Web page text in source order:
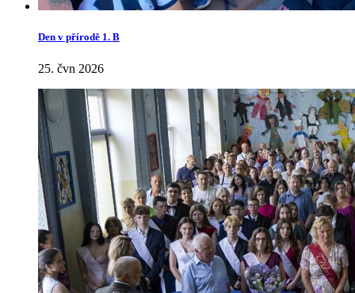
Den v přírodě 1. B
25. čvn 2026